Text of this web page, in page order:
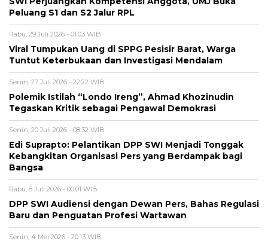
Peluang S1 dan S2 Jalur RPL
Rabu, 29 Juli 2026 - 01:03 WIB
Viral Tumpukan Uang di SPPG Pesisir Barat, Warga
Tuntut Keterbukaan dan Investigasi Mendalam
Senin, 27 Juli 2026 - 22:22 WIB
Polemik Istilah “Londo Ireng”, Ahmad Khozinudin
Tegaskan Kritik sebagai Pengawal Demokrasi
Senin, 20 Juli 2026 - 08:32 WIB
Edi Suprapto: Pelantikan DPP SWI Menjadi Tonggak
Kebangkitan Organisasi Pers yang Berdampak bagi
Bangsa
Rabu, 8 Juli 2026 - 00:01 WIB
DPP SWI Audiensi dengan Dewan Pers, Bahas Regulasi
Baru dan Penguatan Profesi Wartawan
Senin, 4 Mei 2026 - 20:13 WIB